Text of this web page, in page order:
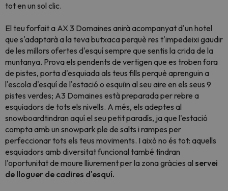
tot en un sol clic.
El teu forfait a AX 3 Domaines anirà acompanyat d'un hotel
que s'adaptarà a la teva butxaca perquè res t'impedeixi gaudir
de les millors ofertes d'esquí sempre que sentis la crida de la
muntanya. Prova els pendents de vertigen que es troben fora
de pistes, porta d'esquiada als teus fills perquè aprenguin a
l'escola d'esquí de l'estació o esquiïn al seu aire en els seus 9
pistes verdes; A3 Domaines està preparada per rebre a
esquiadors de tots els nivells. A més, els adeptes al
snowboardtindran aquí el seu petit paradís, ja que l'estació
compta amb un snowpark ple de salts i rampes per
perfeccionar tots els teus moviments. I això no és tot: aquells
esquiadors amb diversitat funcional també tindran
l'oportunitat de moure lliurement per la zona gràcies al servei
de lloguer de cadires d'esquí.